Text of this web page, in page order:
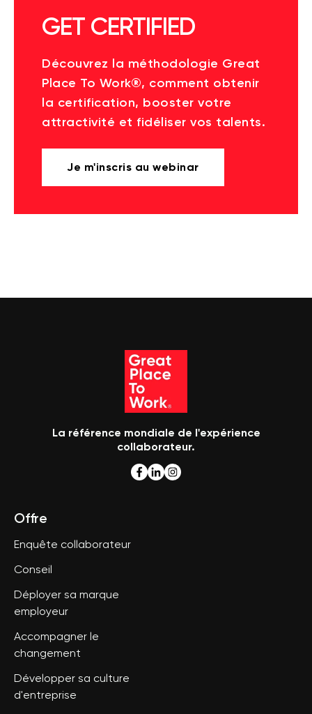
GET CERTIFIED
Découvrez la méthodologie Great
Place To Work®, comment obtenir
la certification, booster votre
attractivité et fidéliser vos talents.
Je m'inscris au webinar
La référence mondiale de l'expérience
collaborateur.
Offre
Enquête collaborateur
Conseil
Déployer sa marque
employeur
Accompagner le
changement
Développer sa culture
d'entreprise